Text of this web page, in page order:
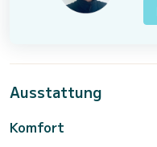
Ausstattung
Komfort